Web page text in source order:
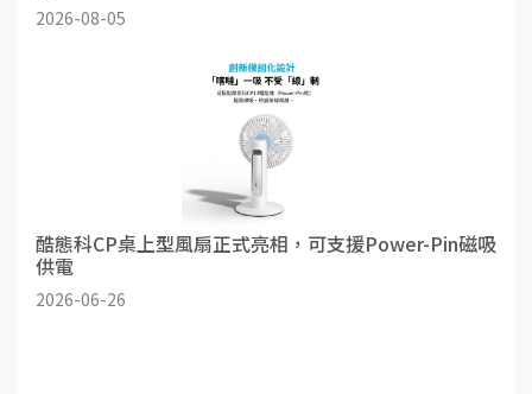
2026-08-05
酷態科CP桌上型風扇正式亮相，可支援Power-Pin磁吸
供電
2026-06-26